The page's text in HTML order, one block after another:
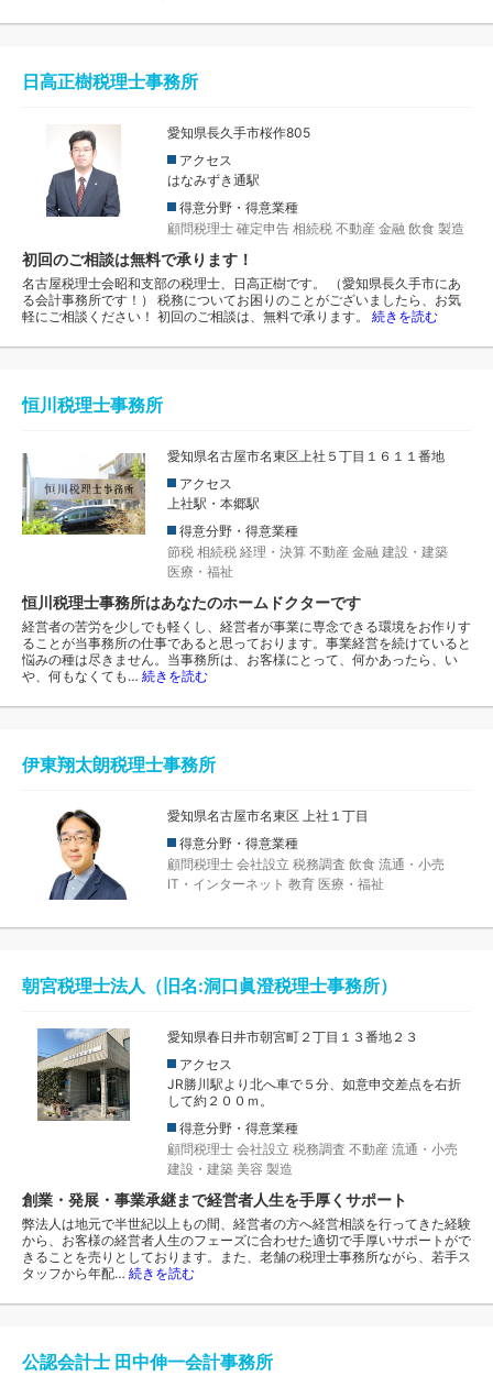
日高正樹税理士事務所
愛知県長久手市桜作805
アクセス
はなみずき通駅
得意分野・得意業種
顧問税理士 確定申告 相続税 不動産 金融 飲食 製造
初回のご相談は無料で承ります！
名古屋税理士会昭和支部の税理士、日高正樹です。 （愛知県長久手市にあ
る会計事務所です！） 税務についてお困りのことがございましたら、お気
軽にご相談ください！ 初回のご相談は、無料で承ります。 続きを読む
恒川税理士事務所
愛知県名古屋市名東区上社５丁目１６１１番地
アクセス
上社駅・本郷駅
得意分野・得意業種
節税 相続税 経理・決算 不動産 金融 建設・建築
医療・福祉
恒川税理士事務所はあなたのホームドクターです
経営者の苦労を少しでも軽くし、経営者が事業に専念できる環境をお作りす
ることが当事務所の仕事であると思っております。事業経営を続けていると
悩みの種は尽きません。当事務所は、お客様にとって、何かあったら、い
や、何もなくても… 続きを読む
伊東翔太朗税理士事務所
愛知県名古屋市名東区 上社１丁目
得意分野・得意業種
顧問税理士 会社設立 税務調査 飲食 流通・小売
IT・インターネット 教育 医療・福祉
朝宮税理士法人（旧名:洞口眞澄税理士事務所）
愛知県春日井市朝宮町２丁目１３番地２３
アクセス
JR勝川駅より北へ車で５分、如意申交差点を右折
して約２００ｍ。
得意分野・得意業種
顧問税理士 会社設立 税務調査 不動産 流通・小売
建設・建築 美容 製造
創業・発展・事業承継まで経営者人生を手厚くサポート
弊法人は地元で半世紀以上もの間、経営者の方へ経営相談を行ってきた経験
から、お客様の経営者人生のフェーズに合わせた適切で手厚いサポートがで
きることを売りとしております。また、老舗の税理士事務所ながら、若手ス
タッフから年配… 続きを読む
公認会計士 田中伸一会計事務所